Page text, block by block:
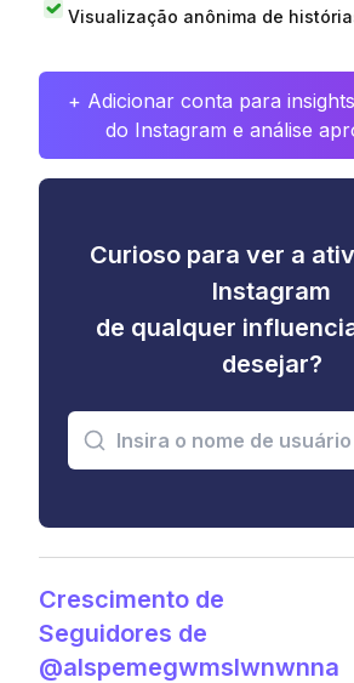
Visualização anônima de
+ Adicionar conta para
do Instagram e análise
Curioso para ver a
Instagram
de qualquer
desejar?
Crescimento de
Seguidores de
@alspemegwmslwnwnna